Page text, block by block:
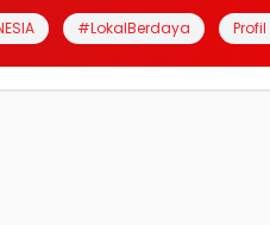
#LokalBerdaya